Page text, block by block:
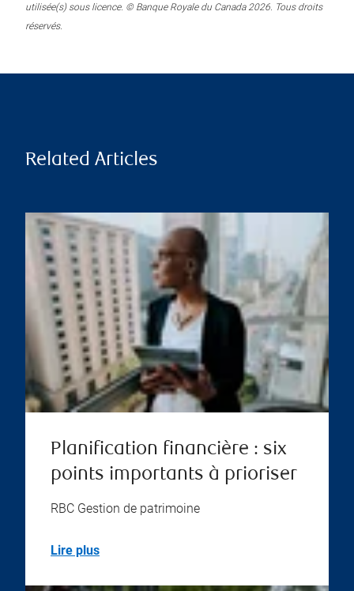
utilisée(s) sous licence. © Banque Royale du Canada 2026. Tous droits
réservés.
Related Articles
Planification financière : six
points importants à prioriser
RBC Gestion de patrimoine
Lire plus